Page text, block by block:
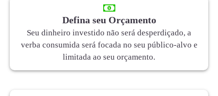
Defina seu Orçamento
Seu dinheiro investido não será desperdiçado, a
verba consumida será focada no seu público-alvo e
limitada ao seu orçamento.